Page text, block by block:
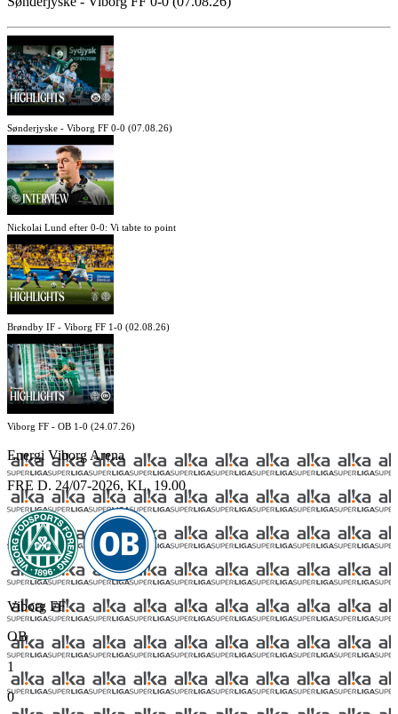
Sønderjyske - Viborg FF 0-0 (07.08.26)
Nickolai Lund efter 0-0: Vi tabte to point
Brøndby IF - Viborg FF 1-0 (02.08.26)
Viborg FF - OB 1-0 (24.07.26)
Energi Viborg Arena
FRE D. 24/07-2026, KL. 19.00
Viborg FF
OB
1
0